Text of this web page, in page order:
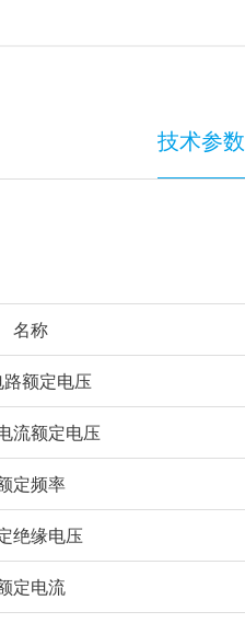
技术参数
名称
路额定电压
流额定电压
定频率
绝缘电压
定电流